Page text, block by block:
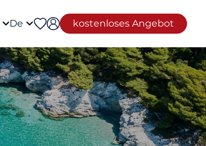
De kostenloses Angebot